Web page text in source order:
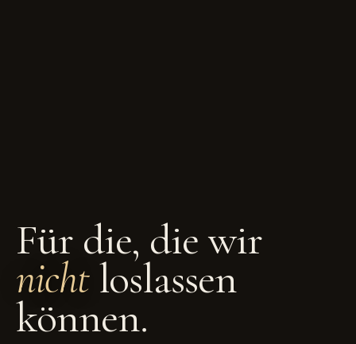
Für die, die wir
nichtloslassen
können.